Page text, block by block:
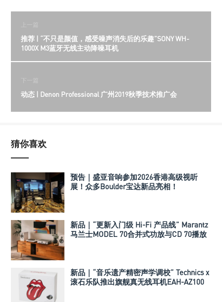
上一篇
推荐 | “不只是颜值，感受噪声消失后的乐趣”SONY WH-
1000X M3蓝牙无线主动降噪耳机
下一篇
动态 | Denon Professional 广州2019秋季技术推广会
猜你喜欢
预告｜盛亚音响参加2026香港高级视听
展！众多Boulder宝达新品亮相！
新品｜“更新入门级 Hi-Fi 产品线” Marantz
马兰士MODEL 70合并式功放与CD 70播放
新品｜“音乐遗产精密声学调校” Technics x
滚石乐队推出旗舰真无线耳机EAH-AZ100